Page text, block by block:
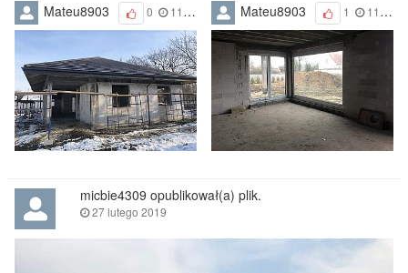
Mateu8903 0 11 marca 2019 Mateu8903 1 11 marca 2019
micbie4309 opublikował(a) plik.
27 lutego 2019